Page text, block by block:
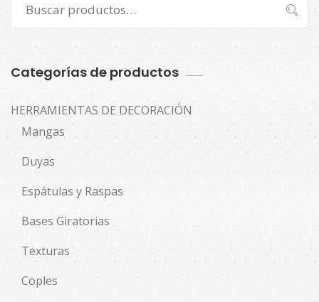
por:
Buscar
Categorías de productos
HERRAMIENTAS DE DECORACIÓN
Mangas
Duyas
Espátulas y Raspas
Bases Giratorias
Texturas
Coples